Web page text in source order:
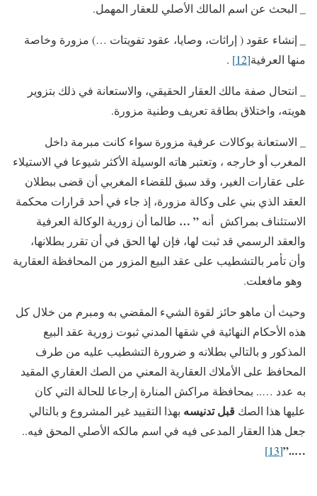
_ البحث عن اسم المالك الأصلي للعقار المهمل.
_ إنشاء عقود ( إراثات، وصايا، عقود تفويتات …) مزورة وخاصة
منها العرفية[12]
.
_ انتحال صفة مالك العقار الحقيقي، والاستعانة في ذلك بتزوير
هويته، واختلاق بطاقة تعريف وطنية مزورة.
_ الاستعانة بوكالات عرفية مزورة سواء كانت مبرمة داخل
المغرب أو خارجه ، وتعتبر هاته الوسيلة الأكثر شيوعا في الاستيلاء
على عقارات الغير، وقد سبق للقضاء المغربي أن قضى ببطلان
العقد الذي بني على وكالة مزورة، إذ جاء في أحد قرارات محكمة
الاستئناف بمراكش أنه ” … طالما أن زورية الوكالة العرفية
والعقد الرسمي قد ثبت لها، فإن لها الحق في أن تقرر بطلانها،
وأن تأمر بالتشطيب على عقد البيع المزور من المحافظة العقارية
وهو مافعلت.
وحيث أن ماهو حائز لقوة الشيء المقضي به ومبرم من خلال كل
هذه الأحكام النهائية في شقها المدني ثبوت زورية عقد البيع
المذكور و بالتالي بطلانه و ضرورة التشطيب عليه من طرف
المحافظ على الأملاك العقارية المعني من الصك العقاري المقيد
به عدد ….. بمحافظة مراكش المنارة إرجاعا للحالة التي كان
عليها هذا الصك قبل تدنيسه بهذا التقييد غير المشروع و بالتالي
جعل هذا العقار المدعى فيه في اسم مالكه الأصلي المحق فيه..
…..”
[13]